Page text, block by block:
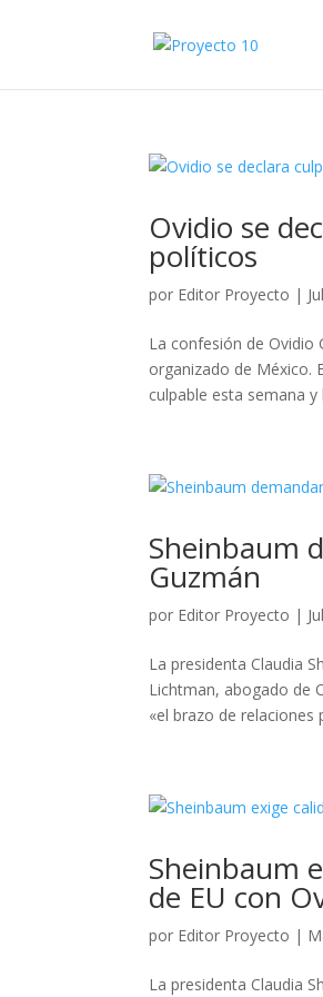
Ovidio se
políticos
por Editor Proyecto |
La confesión de Ovidio
organizado de México.
culpable esta semana y
Sheinbaum
Guzmán
por Editor Proyecto |
La presidenta Claudia
Lichtman, abogado de
«el brazo de relaciones
Sheinbaum
de EU con
por Editor Proyecto |
La presidenta Claudia